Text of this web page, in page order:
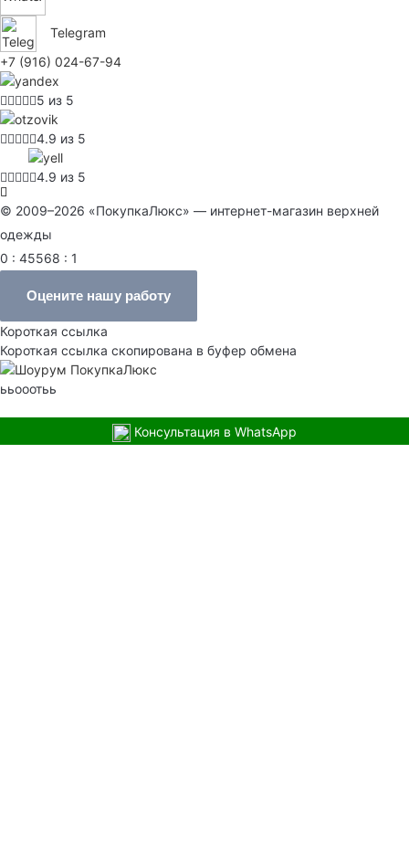
Telegram
+7 (916) 024-67-94
5 из 5
4.9 из 5
4.9 из 5
© 2009–2026 «ПокупкаЛюкс» — интернет-магазин верхней
одежды
0 : 45568 : 1
Оцените нашу работу
Короткая ссылка
Короткая ссылка скопирована в буфер обмена
ььооотьь
Консультация в WhatsApp